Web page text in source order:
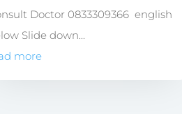
Doctor 0833309366 english
Slide down...
more